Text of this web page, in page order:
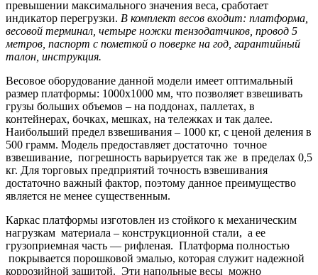
превышении максимального значения веса, сработает
индикатор перегрузки. В комплект весов входит: платформа,
весовой терминал, четыре ножки тензодатчиков, провод 5
метров, паспорт с пометкой о поверке на год, гарантийный
талон, инструкция.
Весовое оборудование данной модели имеет оптимальный
размер платформы: 1000х1000 мм, что позволяет взвешивать
грузы больших объемов – на поддонах, паллетах, в
контейнерах, бочках, мешках, на тележках и так далее.
Наибольший предел взвешивания – 1000 кг, с ценой деления в
500 грамм. Модель предоставляет достаточно точное
взвешивание, погрешность варьируется так же в пределах 0,5
кг. Для торговых предприятий точность взвешивания
достаточно важный фактор, поэтому данное преимущество
является не менее существенным.
Каркас платформы изготовлен из стойкого к механическим
нагрузкам материала – конструкционной стали, а ее
грузоприемная часть — рифленая. Платформа полностью
покрывается порошковой эмалью, которая служит надежной
коррозийной защитой. Эти напольные весы можно